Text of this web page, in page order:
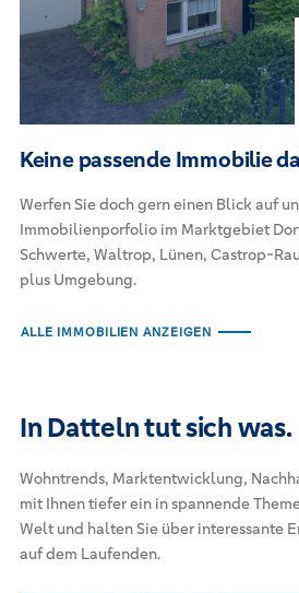
Keine passende Immobilie
Werfen Sie doch gern einen Blick auf
Immobilienporfolio im Marktgebiet
Schwerte, Waltrop, Lünen, Castrop-
plus Umgebung.
ALLE IMMOBILIEN ANZEIGEN
In Datteln tut sich was.
Wohntrends, Marktentwicklung,
mit Ihnen tiefer ein in spannende
Welt und halten Sie über interessante
auf dem Laufenden.